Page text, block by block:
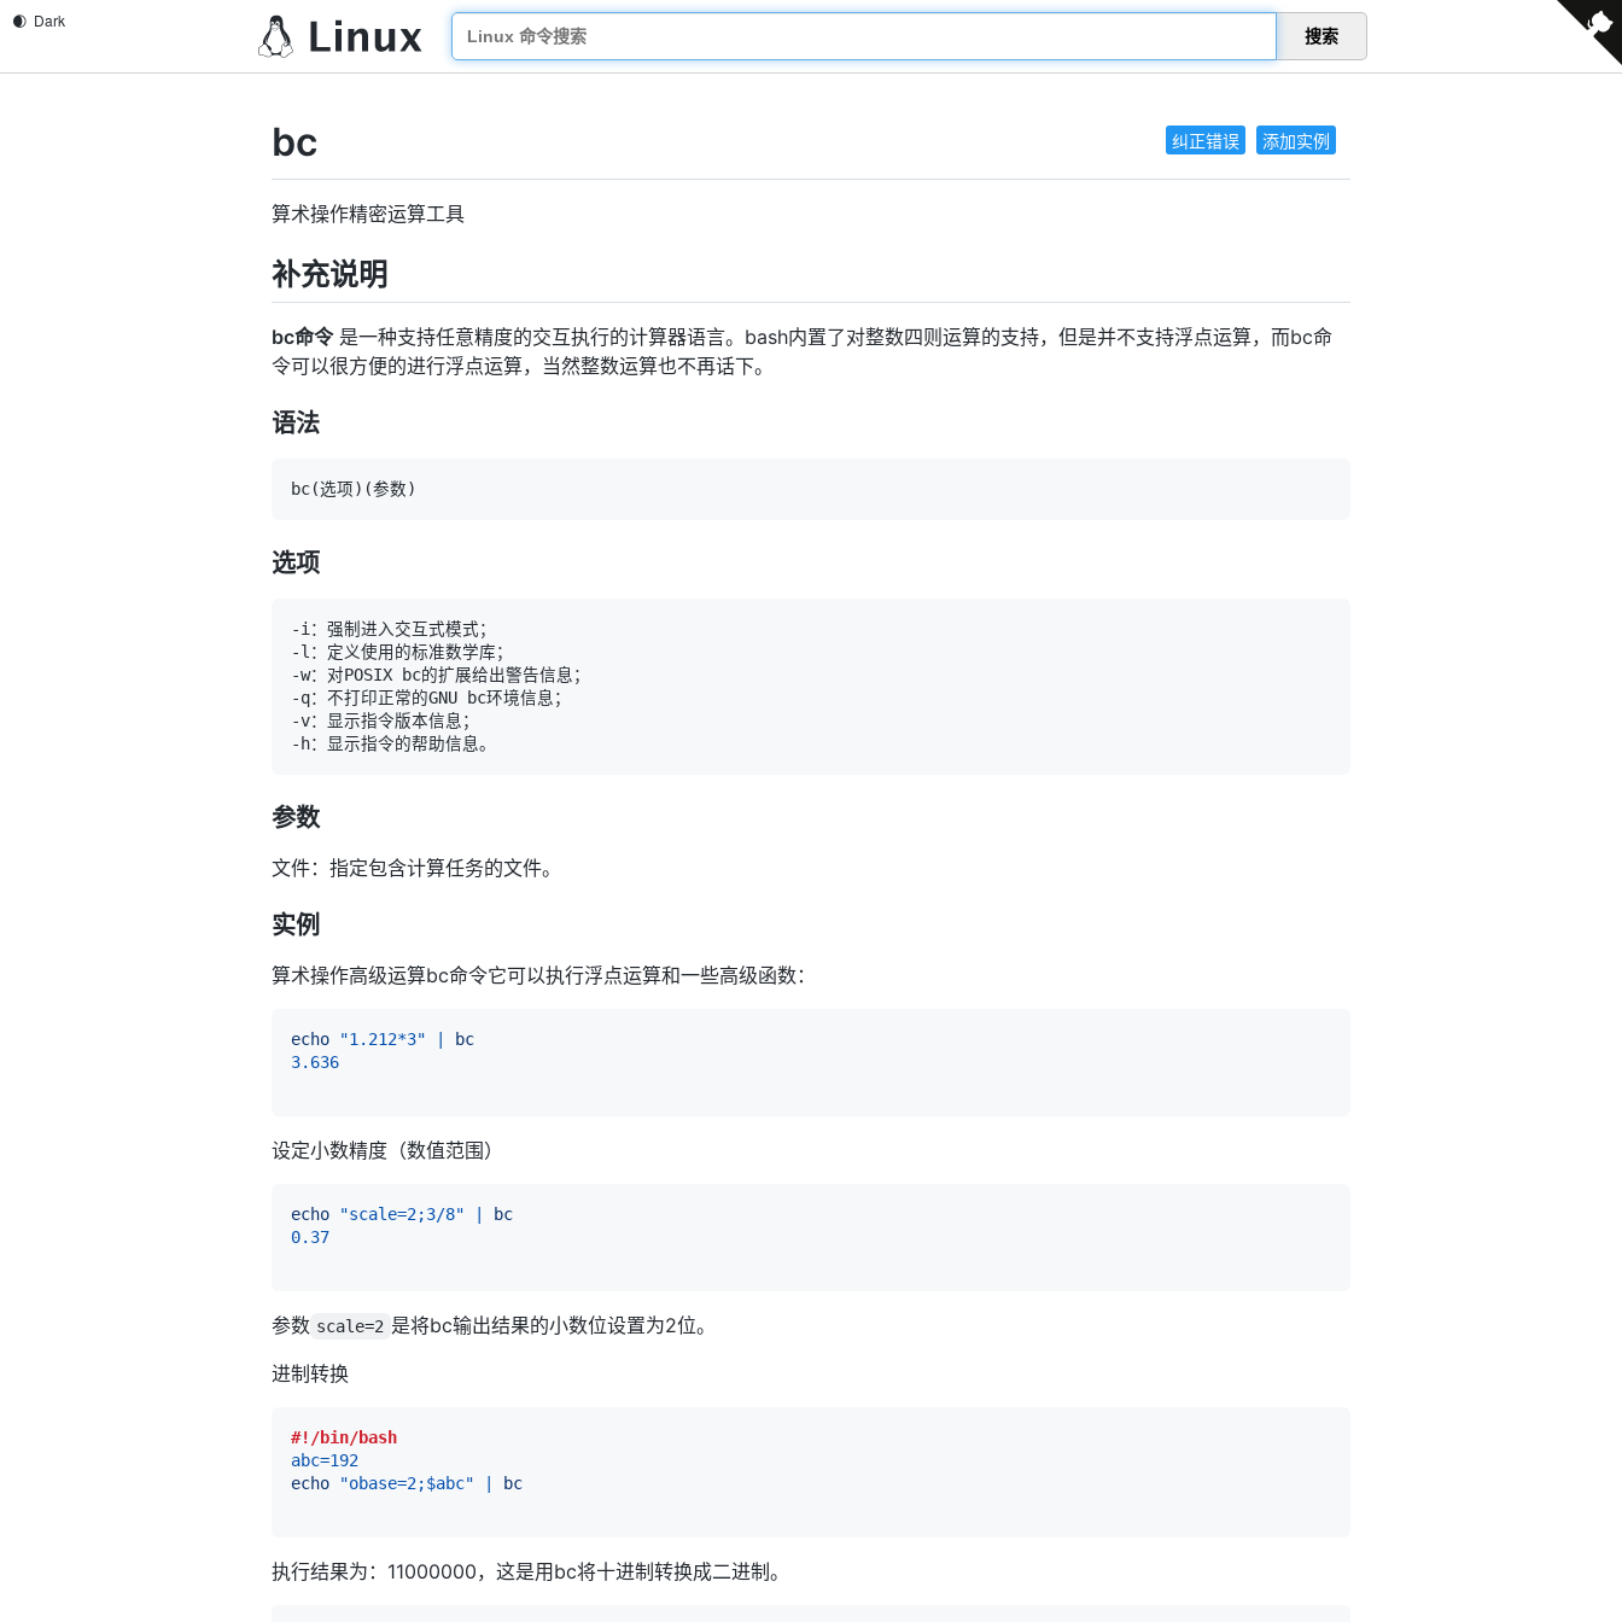
搜索
纠正错误 添加实例
bc
算术操作精密运算工具
补充说明
bc命令是一种支持任意精度的交互执行的计算器语言。bash内置了对整数四则运算的支持，但是并不支持浮点运算，而bc命
令可以很方便的进行浮点运算，当然整数运算也不再话下。
语法
bc(选项) (参数)
选项
参数
文件：指定包含计算任务的文件。
实例
算术操作高级运算bc命令它可以执行浮点运算和一些高级函数：
echo "1.212*3"
bc
3.636
设定小数精度（数值范围）
echo "scale=2;3/8"
bc
0.37
参数 scale=2 是将bc输出结果的小数位设置为2位。
进制转换
#!/bin/bash
abc=192
echo
"obase=2;$abc" bc
执行结果为：11000000，这是用bc将十进制转换成二进制。